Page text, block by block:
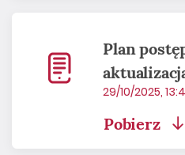
Plan
29/10/2025,
Pobierz